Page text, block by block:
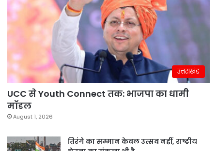
उत्तराखंड
UCC से Youth Connect तक: भाजपा का धामी
मॉडल
August 1, 2026
तिरंगे का सम्मान केवल उत्सव नहीं, राष्ट्रीय